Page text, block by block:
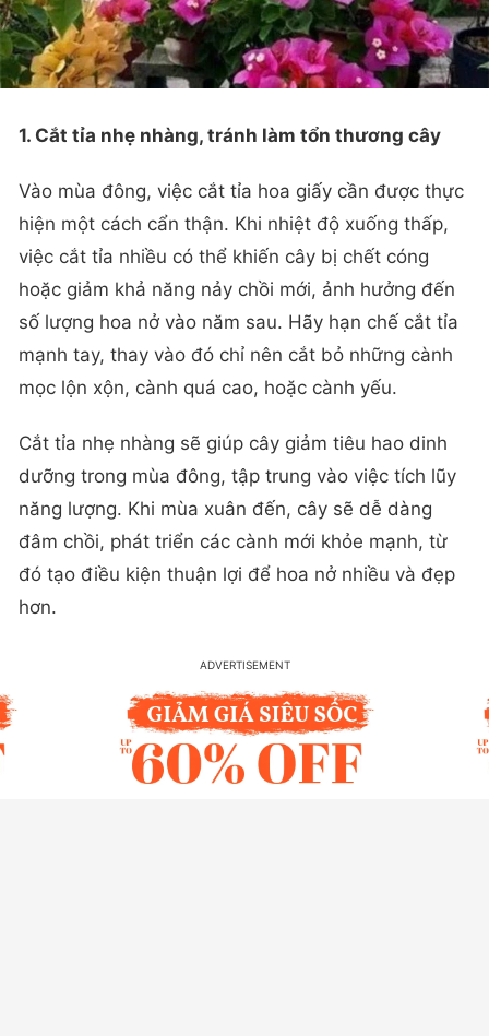
1. Cắt tỉa nhẹ nhàng, tránh làm tổn thương cây
Vào mùa đông, việc cắt tỉa hoa giấy cần được thực
hiện một cách cẩn thận. Khi nhiệt độ xuống thấp,
việc cắt tỉa nhiều có thể khiến cây bị chết cóng
hoặc giảm khả năng nảy chồi mới, ảnh hưởng đến
số lượng hoa nở vào năm sau. Hãy hạn chế cắt tỉa
mạnh tay, thay vào đó chỉ nên cắt bỏ những cành
mọc lộn xộn, cành quá cao, hoặc cành yếu.
Cắt tỉa nhẹ nhàng sẽ giúp cây giảm tiêu hao dinh
dưỡng trong mùa đông, tập trung vào việc tích lũy
năng lượng. Khi mùa xuân đến, cây sẽ dễ dàng
đâm chồi, phát triển các cành mới khỏe mạnh, từ
đó tạo điều kiện thuận lợi để hoa nở nhiều và đẹp
hơn.